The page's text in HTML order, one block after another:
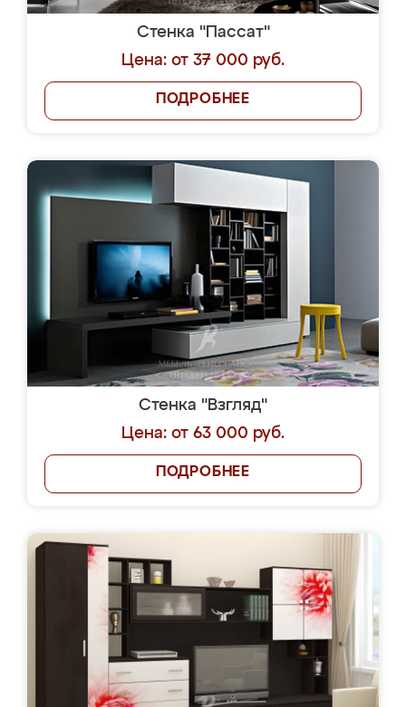
Стенка "Пассат"
Цена: от 37 000 руб.
ПОДРОБНЕЕ
Стенка "Взгляд"
Цена: от 63 000 руб.
ПОДРОБНЕЕ